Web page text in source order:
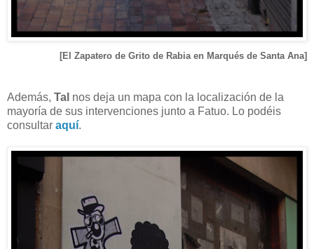
[El Zapatero de Grito de Rabia en Marqués de Santa Ana]
Además, Tal nos deja un mapa con la localización de la
mayoría de sus intervenciones junto a Fatuo. Lo podéis
consultar aquí.